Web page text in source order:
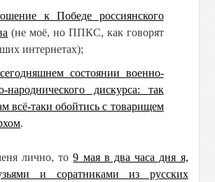
к Победе россиянского
(не моё, но ППКС, как говорят
интернетах);
состоянии военно-
народнического дискурса: так
всё-таки обойтись с товарищем
.
лично, то9 мая в два часа дня я,
и соратниками из русских